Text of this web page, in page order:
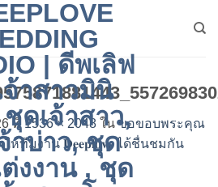
ที่1536 × 2048 ในขอขอบพระคุณ
ห้ทีมงาน 𝐃𝐞𝐞𝐩𝐥𝐨𝐯𝐞 ได้ชื่นชมกัน